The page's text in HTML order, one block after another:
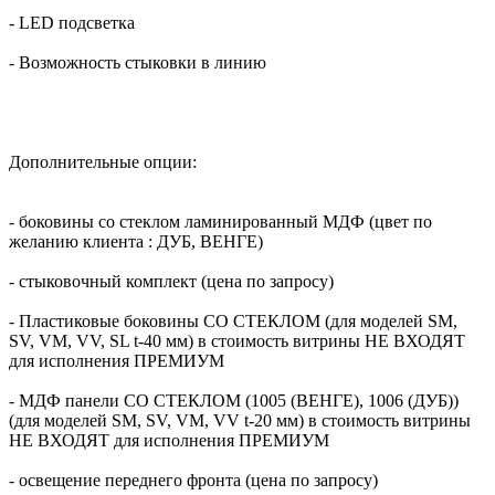
- LED подсветка
- Возможность стыковки в линию
Дополнительные опции:
- боковины со стеклом ламинированный МДФ (цвет по
желанию клиента : ДУБ, ВЕНГЕ)
- стыковочный комплект (цена по запросу)
- Пластиковые боковины СО СТЕКЛОМ (для моделей SM,
SV, VM, VV, SL t-40 мм) в стоимость витрины НЕ ВХОДЯТ
для исполнения ПРЕМИУМ
- МДФ панели СО СТЕКЛОМ (1005 (ВЕНГЕ), 1006 (ДУБ))
(для моделей SM, SV, VM, VV t-20 мм) в стоимость витрины
НЕ ВХОДЯТ для исполнения ПРЕМИУМ
- освещение переднего фронта (цена по запросу)